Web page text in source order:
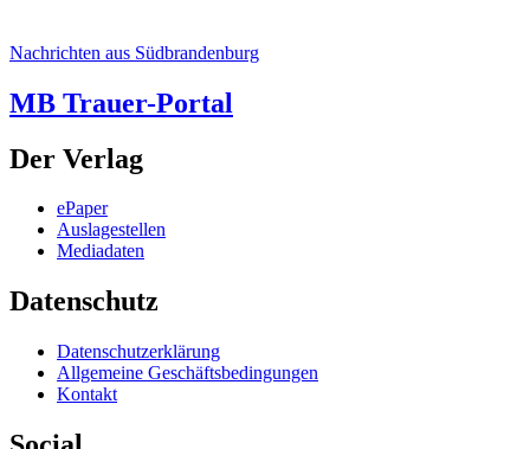
Nachrichten aus Südbrandenburg
MB Trauer-Portal
Der Verlag
ePaper
Auslagestellen
Mediadaten
Datenschutz
Datenschutzerklärung
Allgemeine Geschäftsbedingungen
Kontakt